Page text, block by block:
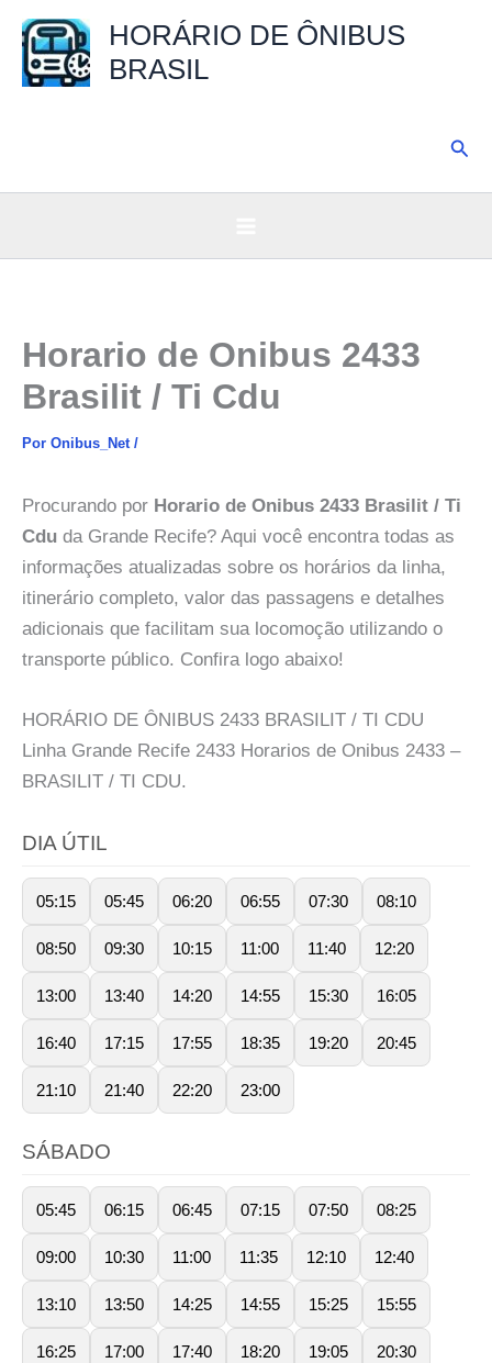
para
HORÁRIO DE ÔNIBUS
BRASIL
Horario de Onibus 2433
Brasilit / Ti Cdu
Por Onibus_Net /
Procurando por Horario de Onibus 2433 Brasilit / Ti
Cdu da Grande Recife? Aqui você encontra todas as
informações atualizadas sobre os horários da linha,
itinerário completo, valor das passagens e detalhes
adicionais que facilitam sua locomoção utilizando o
transporte público. Confira logo abaixo!
HORÁRIO DE ÔNIBUS 2433 BRASILIT / TI CDU
Linha Grande Recife 2433 Horarios de Onibus 2433 –
BRASILIT / TI CDU.
DIA ÚTIL
05:15 05:45 06:20 06:55 07:30 08:10
08:50 09:30 10:15 11:00 11:40 12:20
13:00 13:40 14:20 14:55 15:30 16:05
16:40 17:15 17:55 18:35 19:20 20:45
21:10 21:40 22:20 23:00
SÁBADO
05:45 06:15 06:45 07:15 07:50 08:25
09:00 10:30 11:00 11:35 12:10 12:40
13:10 13:50 14:25 14:55 15:25 15:55
16:25 17:00 17:40 18:20 19:05 20:30